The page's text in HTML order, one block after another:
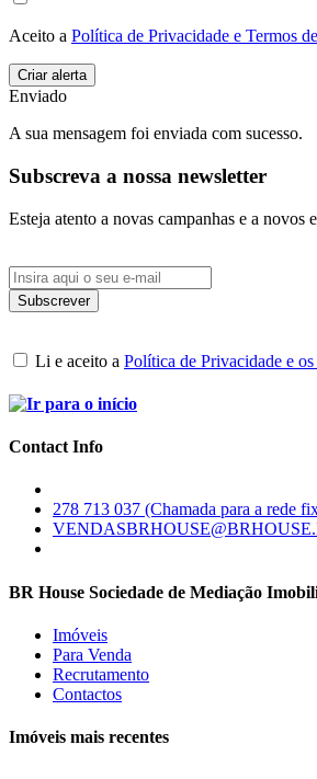
Aceito a Política de Privacidade e Termos
Enviado
A sua mensagem foi enviada com sucesso.
Subscreva a nossa newsletter
Esteja atento a novas campanhas e a novos
Li e aceito a Política de Privacidade e
Contact Info
278 713 037 (Chamada para a rede
BR House Sociedade de Mediação
Imóveis
Para Venda
Recrutamento
Contactos
Imóveis mais recentes